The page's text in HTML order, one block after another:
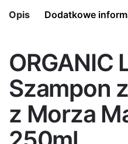
Opis Dodatkowe
ORGANIC
Szampon
z Morza
Pojemność 250 ml